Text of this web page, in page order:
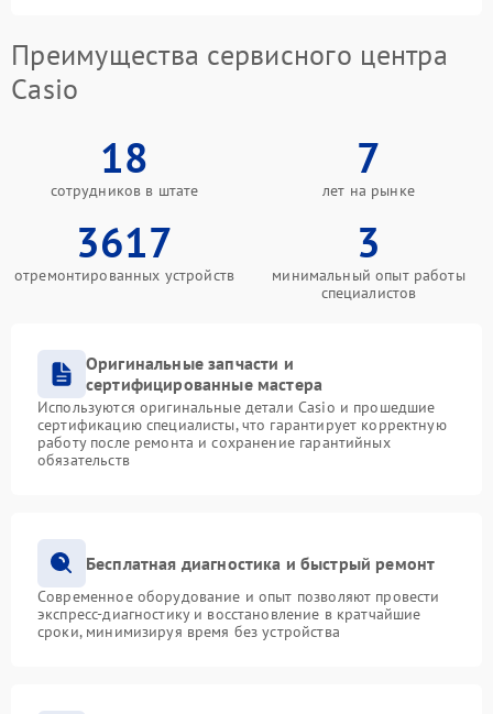
Преимущества сервисного центра
Casio
18
сотрудников в штате
7
лет на рынке
3617
отремонтированных устройств
3
минимальный опыт работы
специалистов
Оригинальные запчасти и
сертифицированные мастера
Используются оригинальные детали Casio и прошедшие
сертификацию специалисты, что гарантирует корректную
работу после ремонта и сохранение гарантийных
обязательств
Бесплатная диагностика и быстрый ремонт
Современное оборудование и опыт позволяют провести
экспресс-диагностику и восстановление в кратчайшие
сроки, минимизируя время без устройства